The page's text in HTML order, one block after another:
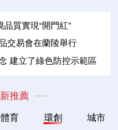
品質實現“開門紅”
交易會在蘭陵舉行
建立了綠色防控示範區
推薦
體育 環創 城市